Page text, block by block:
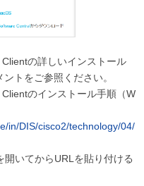
の詳しいインストール
トをご参照ください。
のインストール手順（W
in/DIS/cisco2/technology/04/
開いてからURLを貼り付ける